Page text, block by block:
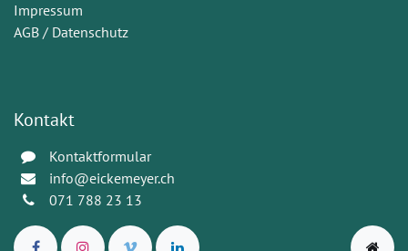
Impressum
AGB / Datenschutz
Kontakt
Kontaktformular
info@eickemeyer.ch
071 788 23 13